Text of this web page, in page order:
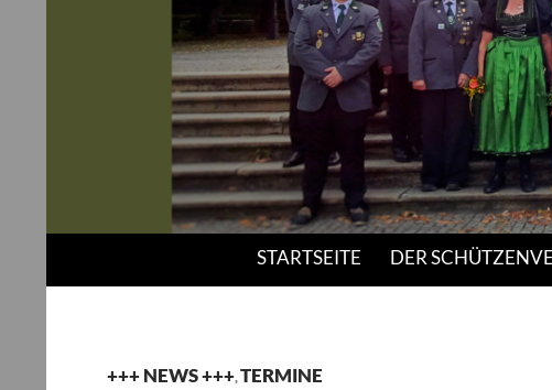
STARTSEITE DER
+++ NEWS +++,TERMINE